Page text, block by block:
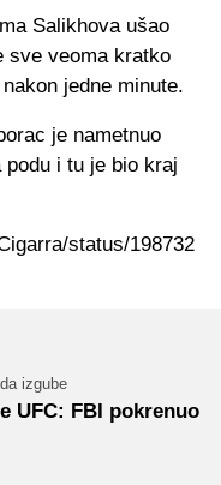
Salikhova ušao
sve veoma kratko
jedne minute.
je nametnuo
i tu je bio kraj
status/198732
izgube
UFC: FBI pokrenuo